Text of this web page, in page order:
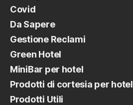
Covid
Da Sapere
Gestione Reclami
Green Hotel
MiniBar per hotel
Prodotti di cortesia per hotel
Prodotti Utili